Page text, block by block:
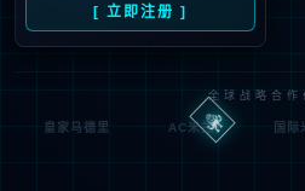
Oops，您请
Oops，Your